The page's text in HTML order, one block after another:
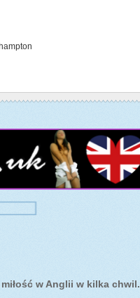
w Anglii w kilka chwil.